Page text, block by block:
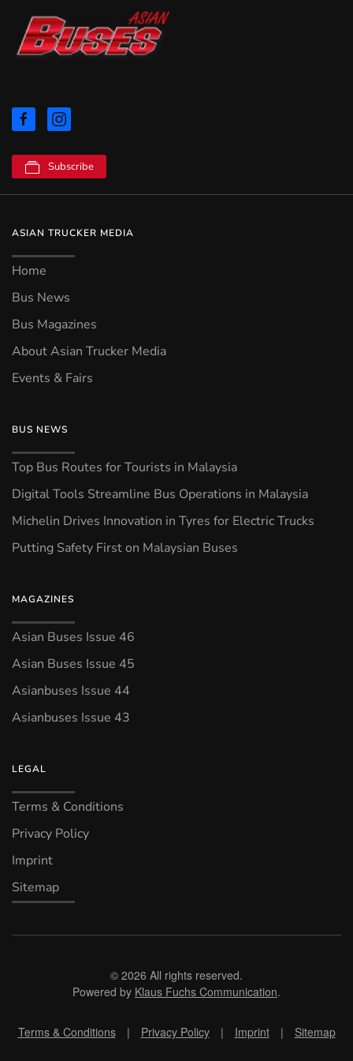
Subscribe
ASIAN TRUCKER MEDIA
Home
Bus News
Bus Magazines
About Asian Trucker Media
Events & Fairs
BUS NEWS
Top Bus Routes for Tourists in Malaysia
Digital Tools Streamline Bus Operations in Malaysia
Michelin Drives Innovation in Tyres for Electric Trucks
Putting Safety First on Malaysian Buses
MAGAZINES
Asian Buses Issue 46
Asian Buses Issue 45
Asianbuses Issue 44
Asianbuses Issue 43
LEGAL
Terms & Conditions
Privacy Policy
Imprint
Sitemap
© 2026 All rights reserved.
Powered by Klaus Fuchs Communication.
Terms & Conditions| Privacy Policy| Imprint| Sitemap